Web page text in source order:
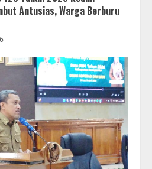
Antusias, Warga Berburu